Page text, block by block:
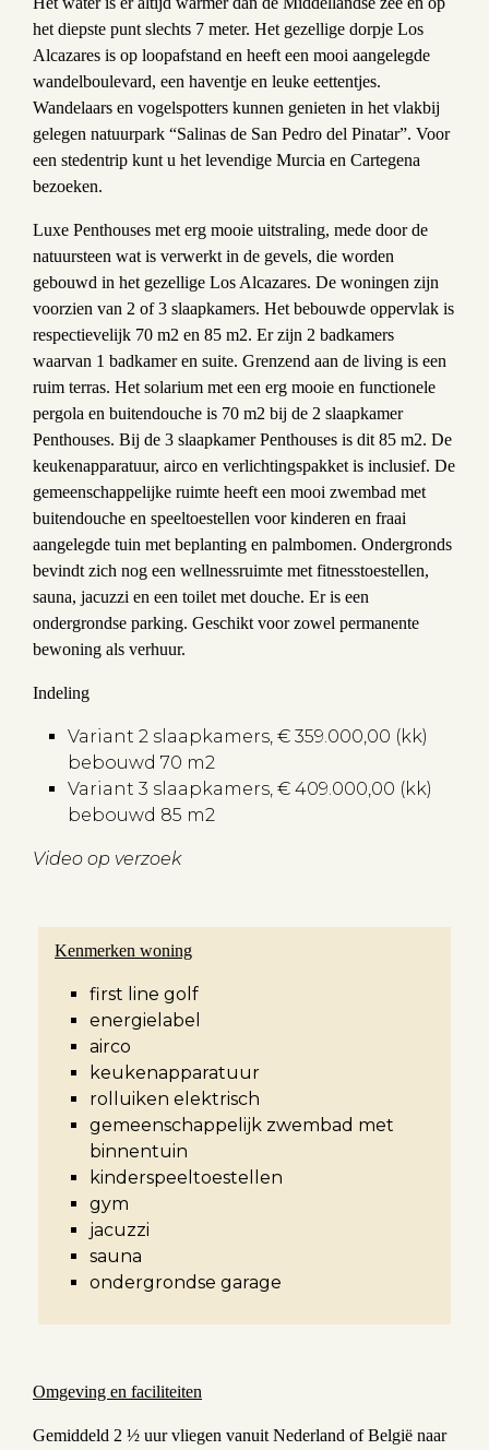
het diepste punt slechts 7 meter. Het gezellige dorpje Los
Alcazares is op loopafstand en heeft een mooi aangelegde
wandelboulevard, een haventje en leuke eettentjes.
Wandelaars en vogelspotters kunnen genieten in het vlakbij
gelegen natuurpark “Salinas de San Pedro del Pinatar”. Voor
een stedentrip kunt u het levendige Murcia en Cartegena
bezoeken.
Luxe Penthouses met erg mooie uitstraling, mede door de
natuursteen wat is verwerkt in de gevels, die worden
gebouwd in het gezellige Los Alcazares. De woningen zijn
voorzien van 2 of 3 slaapkamers. Het bebouwde oppervlak is
respectievelijk 70 m2 en 85 m2. Er zijn 2 badkamers
waarvan 1 badkamer en suite. Grenzend aan de living is een
ruim terras. Het solarium met een erg mooie en functionele
pergola en buitendouche is 70 m2 bij de 2 slaapkamer
Penthouses. Bij de 3 slaapkamer Penthouses is dit 85 m2. De
keukenapparatuur, airco en verlichtingspakket is inclusief. De
gemeenschappelijke ruimte heeft een mooi zwembad met
buitendouche en speeltoestellen voor kinderen en fraai
aangelegde tuin met beplanting en palmbomen. Ondergronds
bevindt zich nog een wellnessruimte met fitnesstoestellen,
sauna, jacuzzi en een toilet met douche. Er is een
ondergrondse parking. Geschikt voor zowel permanente
bewoning als verhuur.
Indeling
Variant 2 slaapkamers, € 359.000,00 (kk)
bebouwd 70 m2
Variant 3 slaapkamers, € 409.000,00 (kk)
bebouwd 85 m2
Video op verzoek
Kenmerken woning
first line golf
energielabel
airco
keukenapparatuur
rolluiken elektrisch
gemeenschappelijk zwembad met
binnentuin
kinderspeeltoestellen
gym
jacuzzi
sauna
ondergrondse garage
Omgeving en faciliteiten
Gemiddeld 2 ½ uur vliegen vanuit Nederland of België naar